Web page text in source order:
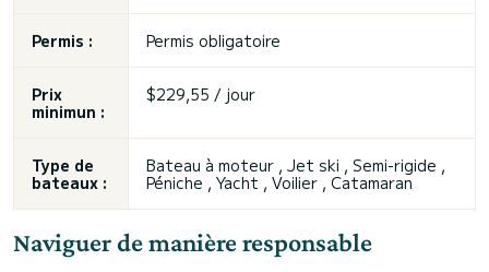
Permis : Permis obligatoire
Prix
minimun :
$229,55 / jour
Type de
bateaux :
Bateau à moteur , Jet ski , Semi-rigide ,
Péniche , Yacht , Voilier , Catamaran
Naviguer de manière responsable